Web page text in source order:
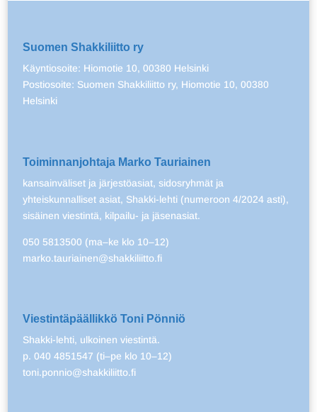
Suomen Shakkiliitto ry
Käyntiosoite: Hiomotie 10, 00380 Helsinki
Postiosoite: Suomen Shakkiliitto ry, Hiomotie 10, 00380
Helsinki
Toiminnanjohtaja Marko Tauriainen
kansainväliset ja järjestöasiat, sidosryhmät ja
yhteiskunnalliset asiat, Shakki-lehti (numeroon 4/2024 asti),
sisäinen viestintä, kilpailu- ja jäsenasiat.
050 5813500 (ma–ke klo 10–12)
marko.tauriainen@shakkiliitto.fi
Viestintäpäällikkö Toni Pönniö
Shakki-lehti, ulkoinen viestintä.
p. 040 4851547 (ti–pe klo 10–12)
toni.ponnio@shakkiliitto.fi